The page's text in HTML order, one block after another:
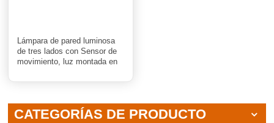
Lámpara de pared luminosa
de tres lados con Sensor de
movimiento, luz montada en
LED, para patio
CATEGORÍAS DE PRODUCTO